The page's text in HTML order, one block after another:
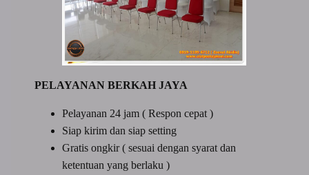
PELAYANAN BERKAH JAYA
Pelayanan 24 jam ( Respon cepat )
Siap kirim dan siap setting
Gratis ongkir ( sesuai dengan syarat dan
ketentuan yang berlaku )